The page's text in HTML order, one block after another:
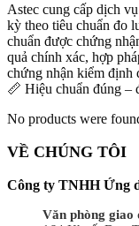
Astec cung cấp dịch
kỳ theo tiêu chuẩn đo
chuẩn được chứng
quả chính xác, hợp
chứng nhận kiểm định
📏 Hiệu chuẩn đúng –
No products were
VỀ CHÚNG TÔI
Công ty TNHH Ứng
Văn phòng giao